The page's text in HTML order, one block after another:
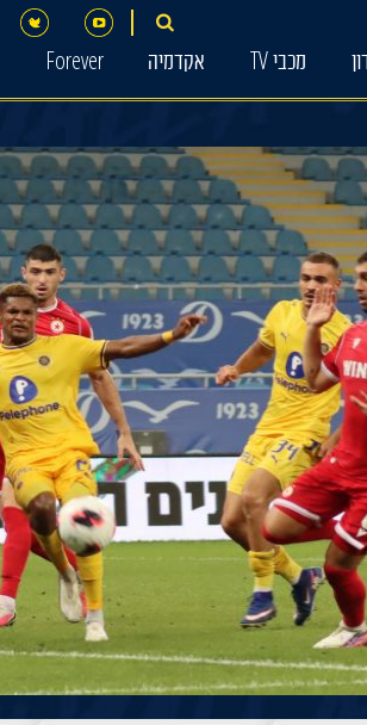
מכבי TV אקדמיה Forever